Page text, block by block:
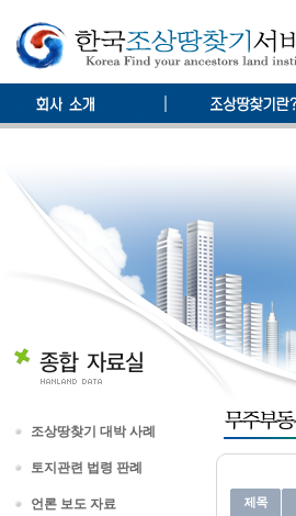
조상땅찾기 대박 사례
토지관련 법령 판례
언론 보도 자료